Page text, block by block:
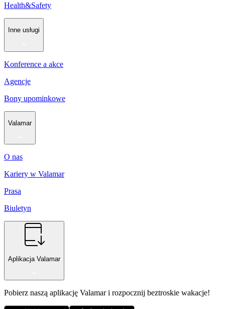
Health&Safety
Inne usługi
Konference a akce
Agencje
Bony upominkowe
Valamar
O nas
Kariery w Valamar
Prasa
Biuletyn
Aplikacja Valamar
Pobierz naszą aplikację Valamar i rozpocznij beztroskie wakacje!